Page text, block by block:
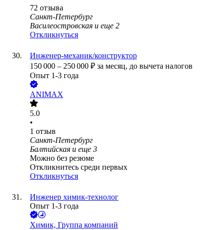
72 отзыва
Санкт-Петербург
Василеостровская и еще 2
Откликнуться
Инженер-механик/конструктор
150 000 – 250 000 ₽ за месяц, до вычета налогов
Опыт 1-3 года
ANIMAX
5.0
•
1 отзыв
Санкт-Петербург
Балтийская и еще 3
Можно без резюме
Откликнитесь среди первых
Откликнуться
Инженер химик-технолог
Опыт 1-3 года
Химик, Группа компаний